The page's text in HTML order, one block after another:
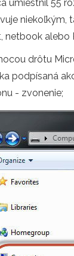
umiestnil 55
netbook alebo
drôtu
podpísaná
- zvonenie;